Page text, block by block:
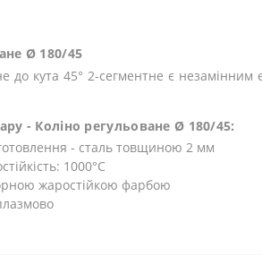
Ø 180/45
до кута 45° 2-сегментне є
- Коліно регульоване Ø 180/45:
- сталь товщиною 2 мм
1000°C
жаростійкою фарбою